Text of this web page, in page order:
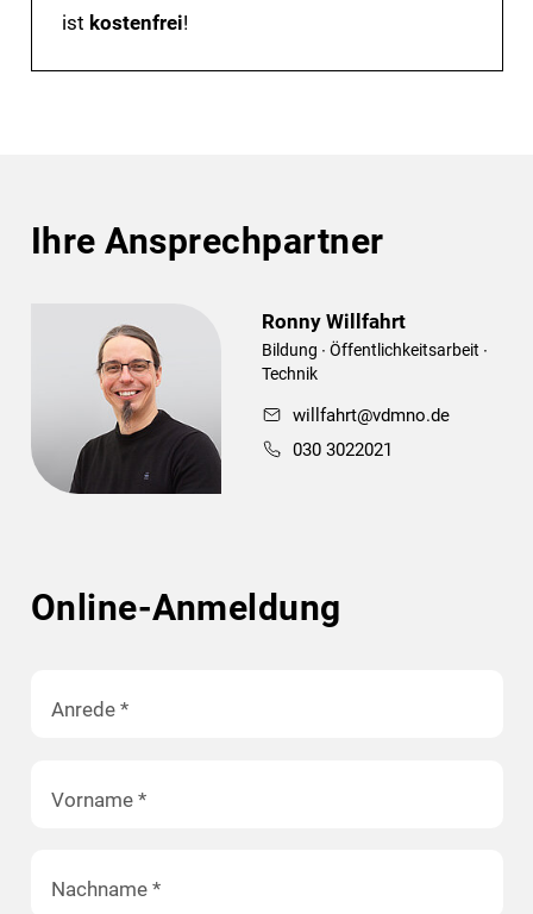
ist kostenfrei!
Ihre Ansprechpartner
Ronny Willfahrt
Bildung ∙ Öffentlichkeitsarbeit ∙
Technik
willfahrt@vdmno.de
030 3022021
Online-Anmeldung
Anrede *
Vorname *
Nachname *